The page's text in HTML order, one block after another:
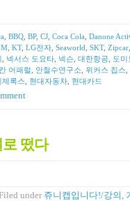
BBQ, BP, CJ, Coca Cola Danone
, KT, LG전자, Seaworld SKT, Zipcar
넥서스 도요타, 넥슨, 대한항공,
도미
어패럴 안철수연구소 위커스 칩스
제록스 현대자동차, 현대카드
로 떴다
under 쥬니캡입니다!/강의,